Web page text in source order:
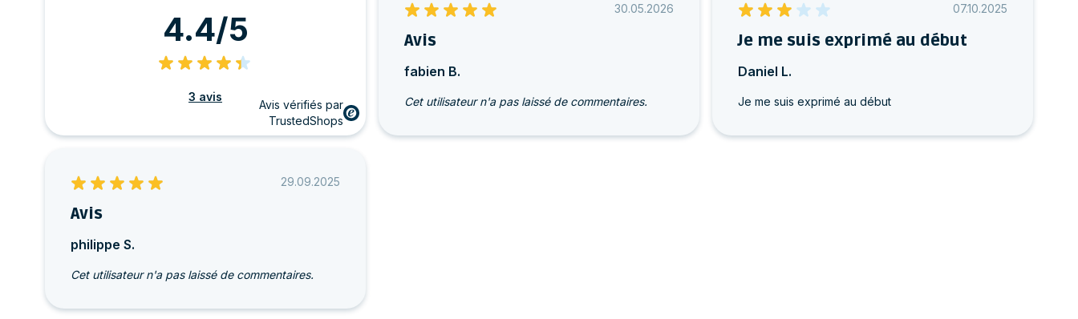
4.4/5
3 avis
Avis vérifiés par
TrustedShops
30.05.2026
Avis
fabien B.
Cet utilisateur n'a pas laissé de commentaires.
07.10.2025
Je me suis exprimé au début
Daniel L.
Je me suis exprimé au début
29.09.2025
Avis
philippe S.
Cet utilisateur n'a pas laissé de commentaires.